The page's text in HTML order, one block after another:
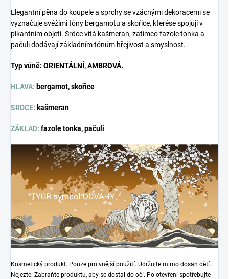
Elegantní pěna do koupele a sprchy se vzácnými dekoracemi se
vyznačuje svěžími tóny bergamotu a skořice, kterése spojují v
pikantním objetí. Srdce vítá kašmeran, zatímco fazole tonka a
pačuli dodávají základním tónům hřejivost a smyslnost.
Typ vůně: ORIENTÁLNÍ, AMBROVÁ.
HLAVA: bergamot, skořice
SRDCE: kašmeran
ZÁKLAD: fazole tonka, pačuli
Kosmetický produkt. Pouze pro vnější použití. Udržujte mimo dosah dětí.
Nejezte. Zabraňte produktu, aby se dostal do očí. Po otevření spotřebujte